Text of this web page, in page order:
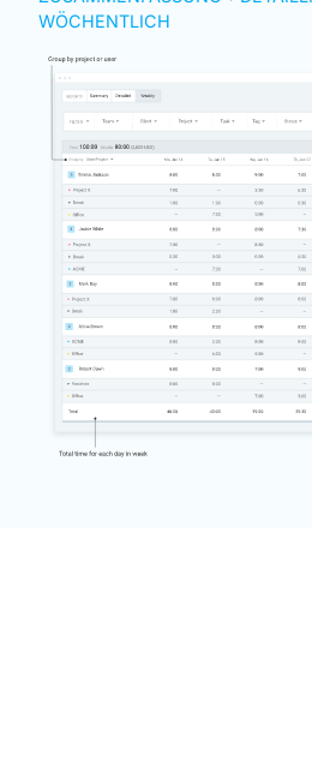
WÖCHENTLICH